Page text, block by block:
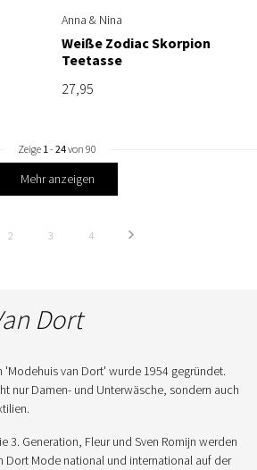
Anna & Nina
Weiße Zodiac Skorpion
Teetasse
27,95
Zeige 1 - 24von 90
Mehr anzeigen
2 3 4
Dort
'Modehuis van Dort' wurde 1954 gegründet.
nur Damen- und Unterwäsche, sondern auch
3. Generation, Fleur und Sven Romijn werden
Dort Mode national und international auf der